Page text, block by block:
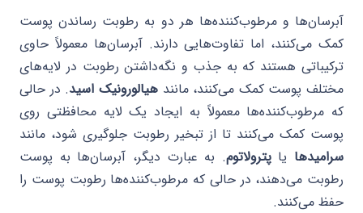
آبرسان‌ها و مرطوب‌کننده‌ها هر دو به رطوبت رساندن پوست
کمک می‌کنند، اما تفاوت‌هایی دارند. آبرسان‌ها معمولاً حاوی
ترکیباتی هستند که به جذب و نگه‌داشتن رطوبت در لایه‌های
مختلف پوست کمک می‌کنند، مانندهیالورونیک اسید. در حالی
که مرطوب‌کننده‌ها معمولاً به ایجاد یک لایه محافظتی روی
پوست کمک می‌کنند تا از تبخیر رطوبت جلوگیری شود، مانند
سرامیدها یاپترولاتوم. به عبارت دیگر، آبرسان‌ها به پوست
رطوبت می‌دهند، در حالی که مرطوب‌کننده‌ها رطوبت پوست را
حفظ می‌کنند.